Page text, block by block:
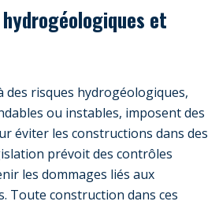
et
des risques hydrogéologiques,
ou instables, imposent des
éviter les constructions dans des
prévoit des contrôles
les dommages liés aux
Toute construction dans ces